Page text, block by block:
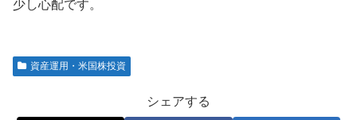
少し心配です。
資産運用・米国株投資
シェアする